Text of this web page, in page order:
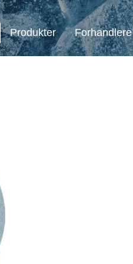
Produkter Forhandlere